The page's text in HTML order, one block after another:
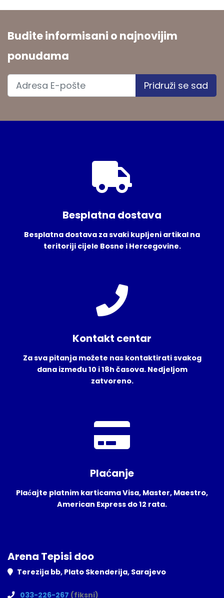
Budite informisani o najnovijim
ponudama
Pridruži se sad
Besplatna dostava
Besplatna dostava za svaki kupljeni artikal na
teritoriji cijele Bosne i Hercegovine.
Kontakt centar
Za sva pitanja možete nas kontaktirati svakog
dana između 10 i 18h časova. Nedjeljom
zatvoreno.
Plaćanje
Plaćajte platnim karticama Visa, Master, Maestro,
American Express do 12 rata.
Arena Tepisi doo
Terezija bb, Plato Skenderija, Sarajevo
033-226-267 (fiksni)